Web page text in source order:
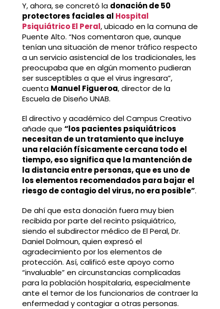
Y, ahora, se concretó la donación de 50
protectores faciales al Hospital
Psiquiátrico El Peral, ubicado en la comuna de
Puente Alto. “Nos comentaron que, aunque
tenían una situación de menor tráfico respecto
a un servicio asistencial de los tradicionales, les
preocupaba que en algún momento pudieran
ser susceptibles a que el virus ingresara”,
cuenta Manuel Figueroa, director de la
Escuela de Diseño UNAB.
El directivo y académico del Campus Creativo
añade que “los pacientes psiquiátricos
necesitan de un tratamiento que incluye
una relación físicamente cercana todo el
tiempo, eso significa que la mantención de
la distancia entre personas, que es uno de
los elementos recomendados para bajar el
riesgo de contagio del virus, no era posible”.
De ahí que esta donación fuera muy bien
recibida por parte del recinto psiquiátrico,
siendo el subdirector médico de El Peral, Dr.
Daniel Dolmoun, quien expresó el
agradecimiento por los elementos de
protección. Así, calificó este apoyo como
“invaluable” en circunstancias complicadas
para la población hospitalaria, especialmente
ante el temor de los funcionarios de contraer la
enfermedad y contagiar a otras personas.